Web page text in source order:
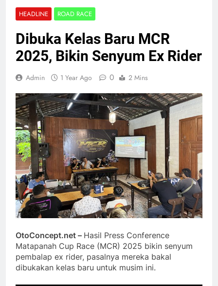
HEADLINE ROAD RACE
Dibuka Kelas Baru MCR
2025, Bikin Senyum Ex Rider
Admin 1 Year Ago 0 2 Mins
OtoConcept.net – Hasil Press Conference
Matapanah Cup Race (MCR) 2025 bikin senyum
pembalap ex rider, pasalnya mereka bakal
dibukakan kelas baru untuk musim ini.